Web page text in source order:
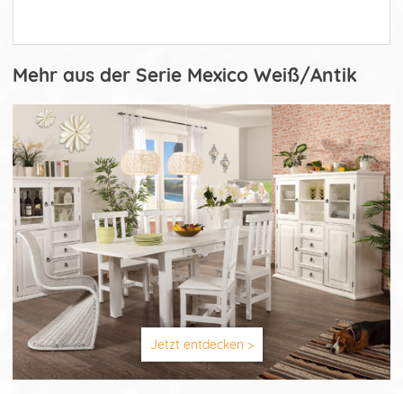
Mehr aus der Serie Mexico Weiß/Antik
Jetzt entdecken >